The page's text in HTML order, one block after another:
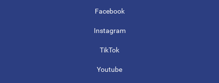
Facebook
Instagram
TikTok
Youtube